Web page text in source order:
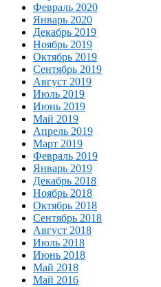
Февраль 2020
Январь 2020
Декабрь 2019
Ноябрь 2019
Октябрь 2019
Сентябрь 2019
Август 2019
Июль 2019
Июнь 2019
Май 2019
Апрель 2019
Март 2019
Февраль 2019
Январь 2019
Декабрь 2018
Ноябрь 2018
Октябрь 2018
Сентябрь 2018
Август 2018
Июль 2018
Июнь 2018
Май 2018
Май 2016